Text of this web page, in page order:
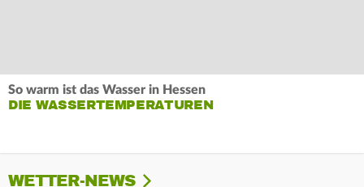
So warm ist das Wasser in Hessen
DIE WASSERTEMPERATUREN
WETTER-NEWS